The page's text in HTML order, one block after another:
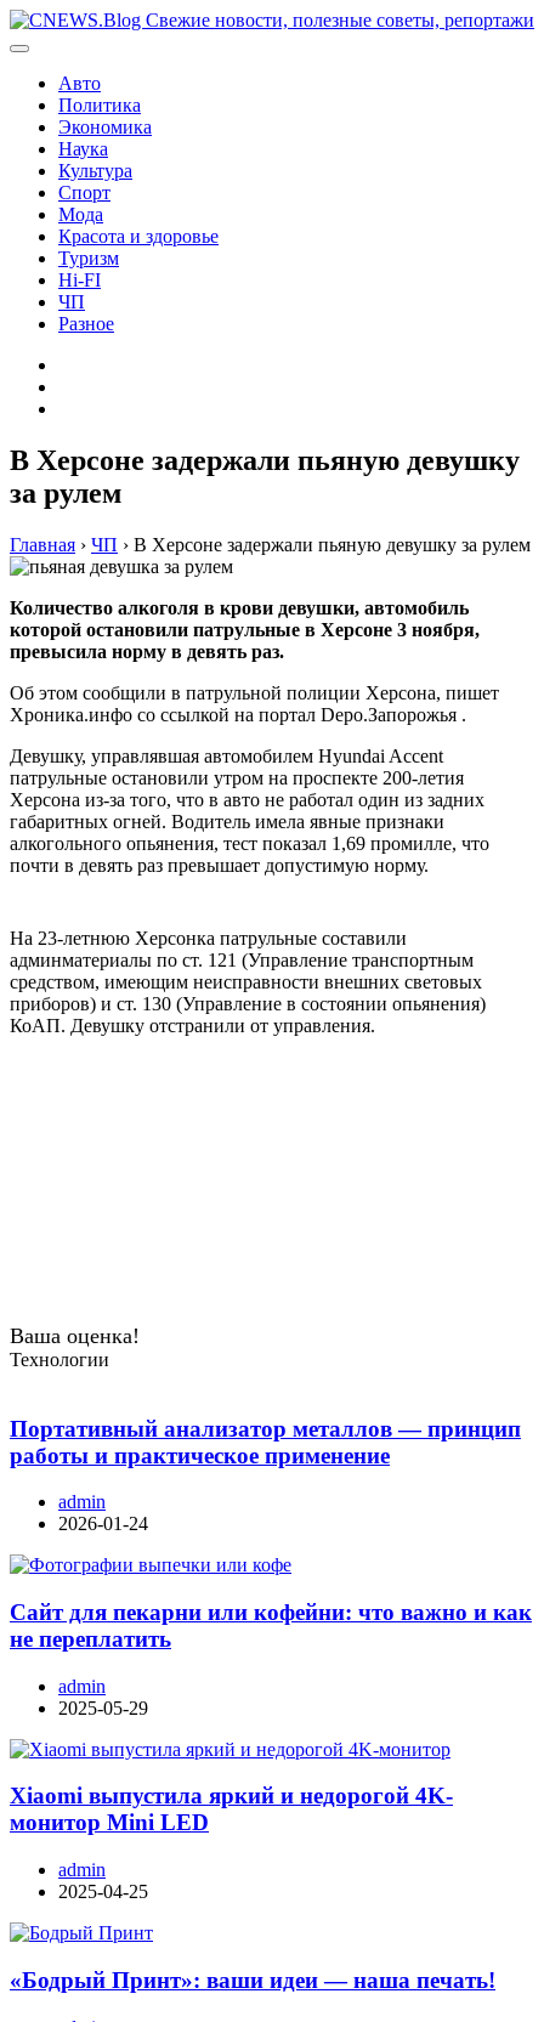
Перейти
к
Авто
Политика
Экономика
Наука
Культура
Спорт
Мода
Красота и здоровье
Туризм
Hi-FI
ЧП
Разное
В Херсоне задержали пьяную девушку
за рулем
Главная › ЧП › В Херсоне задержали пьяную девушку за рулем
Количество алкоголя в крови девушки, автомобиль
которой остановили патрульные в Херсоне 3 ноября,
превысила норму в девять раз.
Об этом сообщили в патрульной полиции Херсона, пишет
Хроника.инфо со ссылкой на портал Depo.Запорожья .
Девушку, управлявшая автомобилем Hyundai Accent
патрульные остановили утром на проспекте 200-летия
Херсона из-за того, что в авто не работал один из задних
габаритных огней. Водитель имела явные признаки
алкогольного опьянения, тест показал 1,69 промилле, что
почти в девять раз превышает допустимую норму.
На 23-летнюю Херсонка патрульные составили
админматериалы по ст. 121 (Управление транспортным
средством, имеющим неисправности внешних световых
приборов) и ст. 130 (Управление в состоянии опьянения)
КоАП. Девушку отстранили от управления.
Ваша оценка!
Технологии
Портативный анализатор металлов — принцип
работы и практическое применение
admin
2026-01-24
Сайт для пекарни или кофейни: что важно и как
не переплатить
admin
2025-05-29
Xiaomi выпустила яркий и недорогой 4K-
монитор Mini LED
admin
2025-04-25
«Бодрый Принт»: ваши идеи — наша печать!